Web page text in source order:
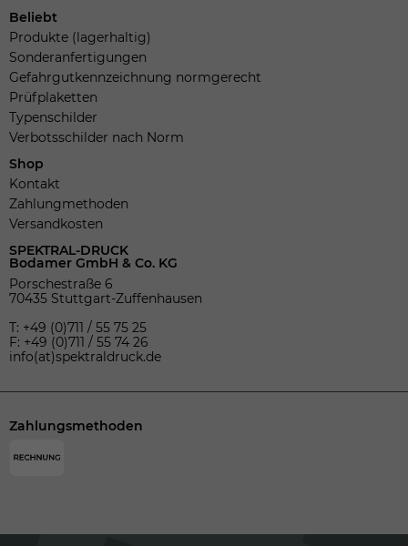
Beliebt
Produkte (lagerhaltig)
Sonderanfertigungen
Gefahrgutkennzeichnung normgerecht
Prüfplaketten
Typenschilder
Verbotsschilder nach Norm
Shop
Kontakt
Zahlungmethoden
Versandkosten
SPEKTRAL-DRUCK
Bodamer GmbH & Co. KG
Porschestraße 6
70435 Stuttgart-Zuffenhausen
T: +49 (0)711 / 55 75 25
F: +49 (0)711 / 55 74 26
info(at)spektraldruck.de
Zahlungsmethoden